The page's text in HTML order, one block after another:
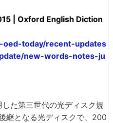
| Oxford English Diction
today/recent-updates
new-words-notes-ju
た第三世代の光ディスク規
継となる光ディスクで、200